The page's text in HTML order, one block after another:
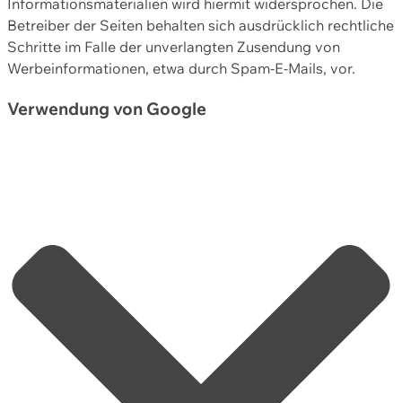
Informationsmaterialien wird hiermit widersprochen. Die
Betreiber der Seiten behalten sich ausdrücklich rechtliche
Schritte im Falle der unverlangten Zusendung von
Werbeinformationen, etwa durch Spam-E-Mails, vor.
Verwendung von Google